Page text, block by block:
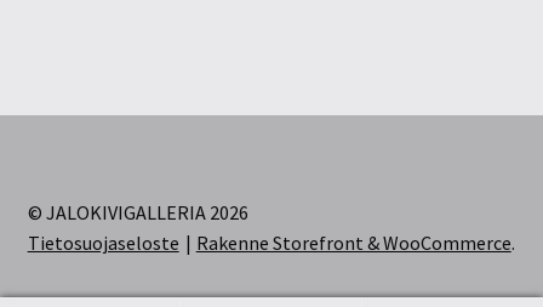
© JALOKIVIGALLERIA 2026
Tietosuojaseloste
Rakenne Storefront & WooCommerce.